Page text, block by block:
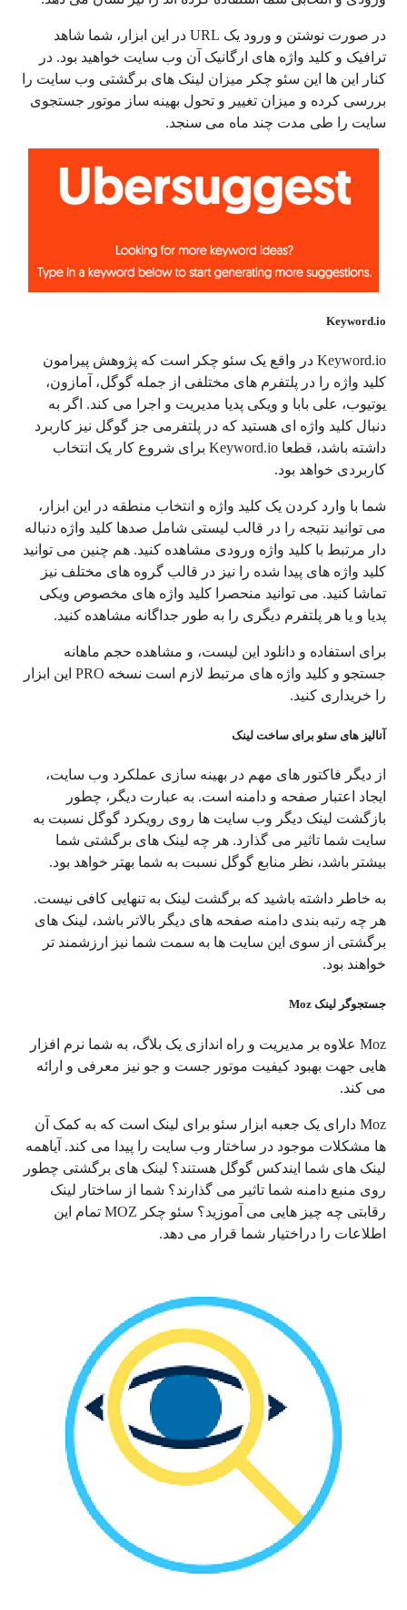
در صورت نوشتن و ورود یک URL در این ابزار، شما شاهد
ترافیک و کلید واژه های ارگانیک آن وب سایت خواهید بود. در
کنار این ها این سئو چکر میزان لینک های برگشتی وب سایت را
بررسی کرده و میزان تغییر و تحول بهینه ساز موتور جستجوی
سایت را طی مدت چند ماه می سنجد.
Keyword.io
Keyword.io در واقع یک سئو چکر است که پژوهش پیرامون
کلید واژه را در پلتفرم های مختلفی از جمله گوگل، آمازون،
یوتیوب، علی بابا و ویکی پدیا مدیریت و اجرا می کند. اگر به
دنبال کلید واژه ای هستید که در پلتفرمی جز گوگل نیز کاربرد
داشته باشد، قطعا Keyword.io برای شروع کار یک انتخاب
کاربردی خواهد بود.
شما با وارد کردن یک کلید واژه و انتخاب منطقه در این ابزار،
می توانید نتیجه را در قالب لیستی شامل صدها کلید واژه دنباله
دار مرتبط با کلید واژه ورودی مشاهده کنید. هم چنین می توانید
کلید واژه های پیدا شده را نیز در قالب گروه های مختلف نیز
تماشا کنید. می توانید منحصرا کلید واژه های مخصوص ویکی
پدیا و یا هر پلتفرم دیگری را به طور جداگانه مشاهده کنید.
برای استفاده و دانلود این لیست، و مشاهده حجم ماهانه
جستجو و کلید واژه های مرتبط لازم است نسخه PRO این ابزار
را خریداری کنید.
آنالیز های سئو برای ساخت لینک
از دیگر فاکتور های مهم در بهینه سازی عملکرد وب سایت،
ایجاد اعتبار صفحه و دامنه است. به عبارت دیگر، چطور
بازگشت لینک دیگر وب سایت ها روی رویکرد گوگل نسبت به
سایت شما تاثیر می گذارد. هر چه لینک های برگشتی شما
بیشتر باشد، نظر منابع گوگل نسبت به شما بهتر خواهد بود.
به خاطر داشته باشید که برگشت لینک به تنهایی کافی نیست.
هر چه رتبه بندی دامنه صفحه های دیگر بالاتر باشد، لینک های
برگشتی از سوی این سایت ها به سمت شما نیز ارزشمند تر
خواهند بود.
جستجوگر لینک Moz
Moz علاوه بر مدیریت و راه اندازی یک بلاگ، به شما نرم افزار
هایی جهت بهبود کیفیت موتور جست و جو نیز معرفی و ارائه
می کند.
Moz دارای یک جعبه ابزار سئو برای لینک است که به کمک آن
ها مشکلات موجود در ساختار وب سایت را پیدا می کند. آیاهمه
لینک های شما ایندکس گوگل هستند؟ لینک های برگشتی چطور
روی منبع دامنه شما تاثیر می گذارند؟ شما از ساختار لینک
رقابتی چه چیز هایی می آموزید؟ سئو چکر MOZ تمام این
اطلاعات را دراختیار شما قرار می دهد.